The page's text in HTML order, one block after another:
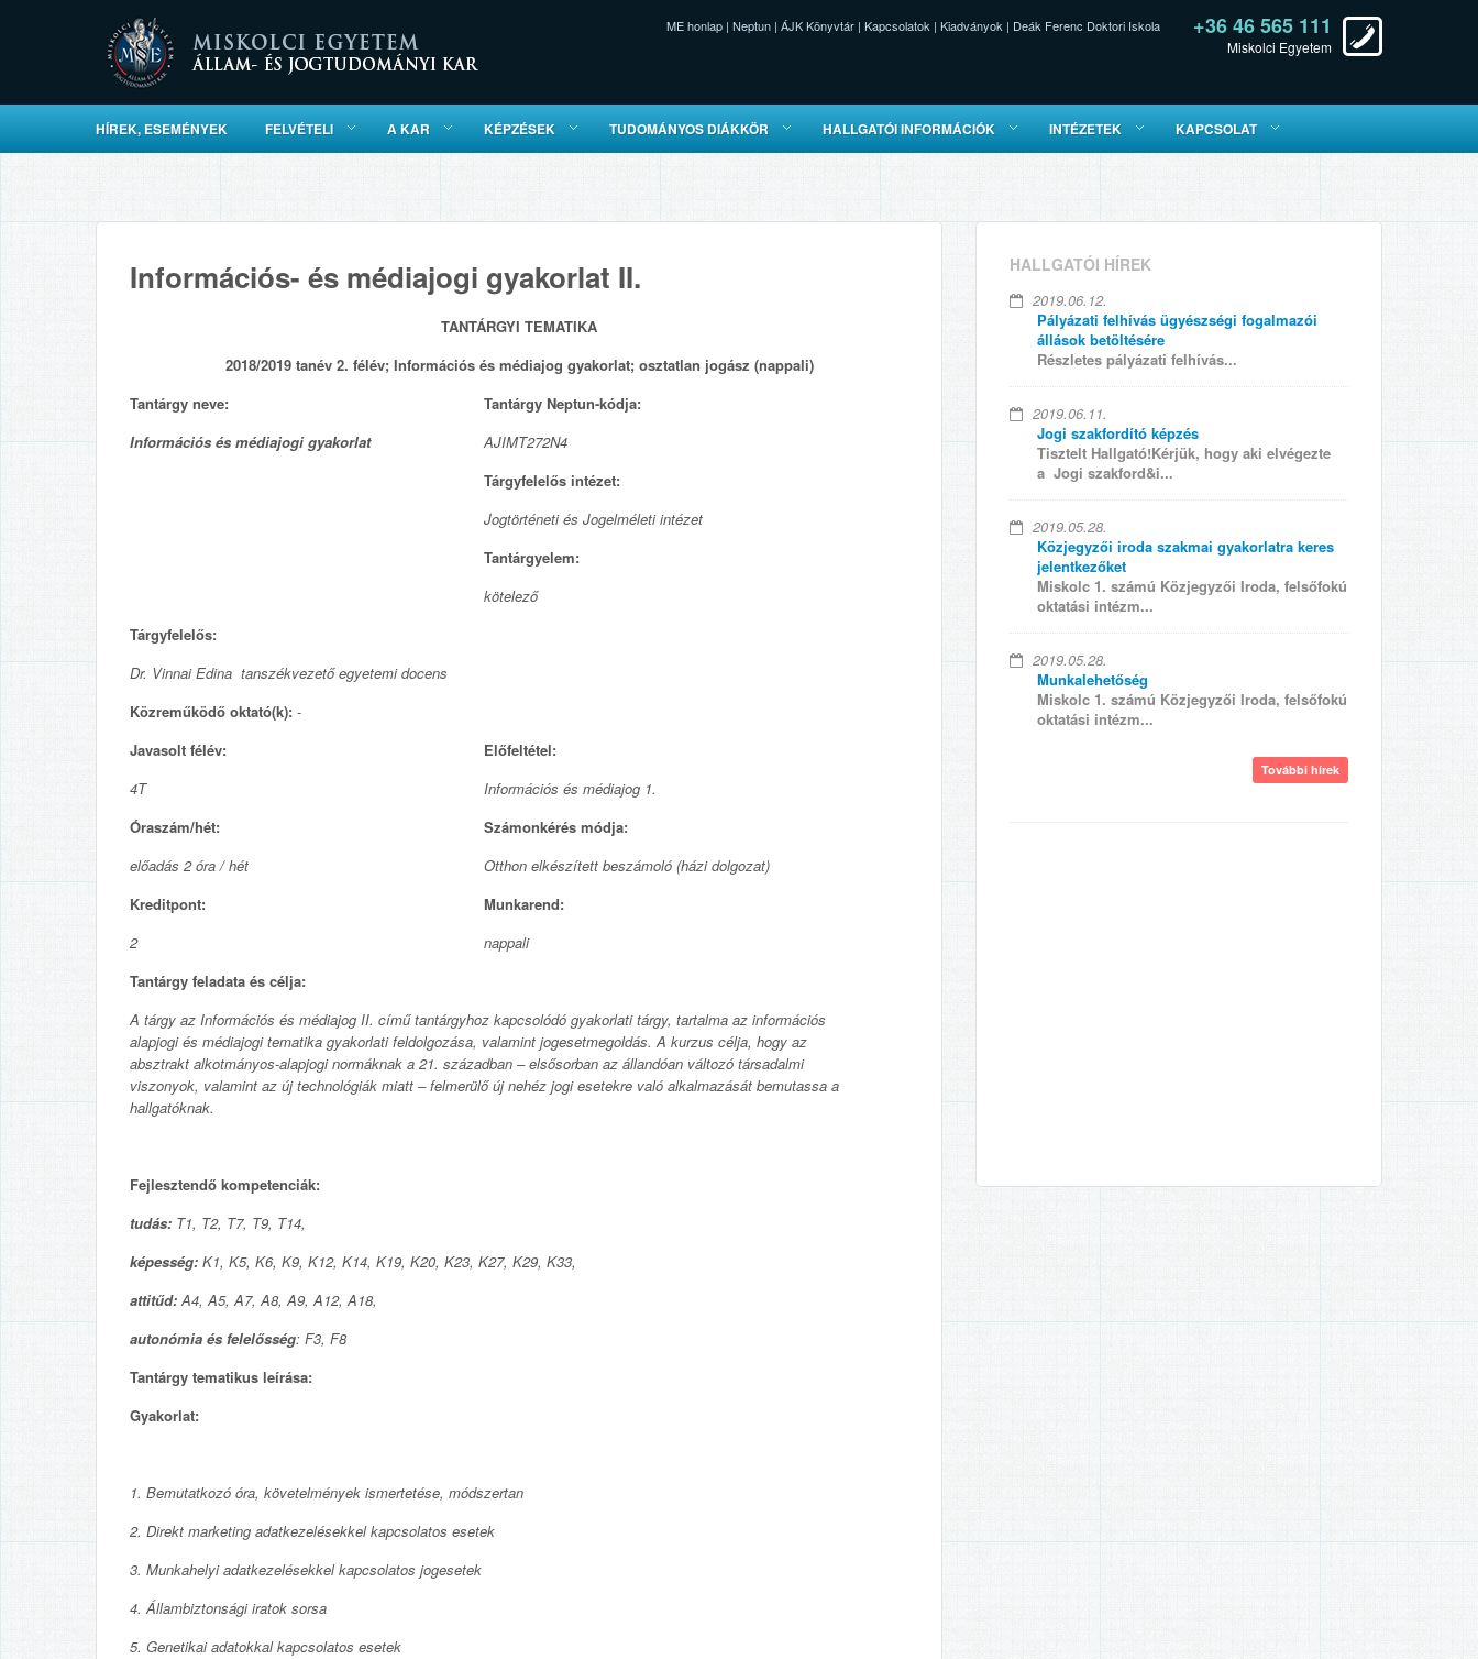
+36 46 565 111
Miskolci Egyetem
ME honlap | Neptun | ÁJK Könyvtár | Kapcsolatok | Kiadványok | Deák Ferenc Doktori Iskola
HÍREK, ESEMÉNYEK FELVÉTELI A KAR KÉPZÉSEK TUDOMÁNYOS DIÁKKÖR HALLGATÓI INFORMÁCIÓK INTÉZETEK KAPCSOLAT
Információs- és médiajogi gyakorlat II.
TANTÁRGYI TEMATIKA
2018/2019 tanév 2. félév; Információs és médiajog gyakorlat; osztatlan jogász (nappali)
Tantárgy neve:
Információs és médiajogi gyakorlat
Tantárgy Neptun-kódja:
AJIMT272N4
Tárgyfelelős intézet:
Jogtörténeti és Jogelméleti intézet
Tantárgyelem:
kötelező
Tárgyfelelős:
Dr. Vinnai Edina tanszékvezető egyetemi docens
Közreműködő oktató(k): -
Javasolt félév:
4T
Előfeltétel:
Információs és médiajog 1.
Óraszám/hét:
előadás 2 óra / hét
Számonkérés módja:
Otthon elkészített beszámoló (házi dolgozat)
Kreditpont:
2
Munkarend:
nappali
Tantárgy feladata és célja:
A tárgy az Információs és médiajog II. című tantárgyhoz kapcsolódó gyakorlati tárgy, tartalma az információs
alapjogi és médiajogi tematika gyakorlati feldolgozása, valamint jogesetmegoldás. A kurzus célja, hogy az
absztrakt alkotmányos-alapjogi normáknak a 21. században – elsősorban az állandóan változó társadalmi
viszonyok, valamint az új technológiák miatt – felmerülő új nehéz jogi esetekre való alkalmazását bemutassa a
hallgatóknak.
Fejlesztendő kompetenciák:
tudás: T1, T2, T7, T9, T14,
képesség: K1, K5, K6, K9, K12, K14, K19, K20, K23, K27, K29, K33,
attitűd: A4, A5, A7, A8, A9, A12, A18,
autonómia és felelősség: F3, F8
Tantárgy tematikus leírása:
Gyakorlat:
1. Bemutatkozó óra, követelmények ismertetése, módszertan
2. Direkt marketing adatkezelésekkel kapcsolatos esetek
3. Munkahelyi adatkezelésekkel kapcsolatos jogesetek
4. Állambiztonsági iratok sorsa
5. Genetikai adatokkal kapcsolatos esetek
HALLGATÓI HÍREK
2019.06.12.
Pályázati felhívás ügyészségi fogalmazói
állások betöltésére
Részletes pályázati felhívás...
2019.06.11.
Jogi szakfordító képzés
Tisztelt Hallgató!Kérjük, hogy aki elvégezte
a Jogi szakford&i...
2019.05.28.
Közjegyzői iroda szakmai gyakorlatra keres
jelentkezőket
Miskolc 1. számú Közjegyzői Iroda, felsőfokú
oktatási intézm...
2019.05.28.
Munkalehetőség
Miskolc 1. számú Közjegyzői Iroda, felsőfokú
oktatási intézm...
További hírek